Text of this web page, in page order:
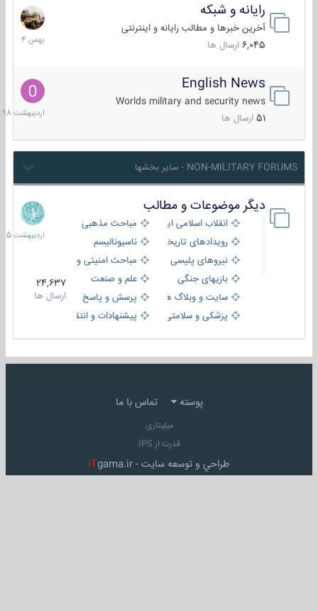
رایانه و شبکه
آخرین خبرها و مطالب رایانه و اینترنتی
6,045 ارسال ها
30
بهمن
1404
English News
Worlds military and security news
51 ارسال ها
10
1398
NON-MILITARY FORUMS - سایر بخشها
دیگر موضوعات و مطالب
انقلاب اسلامی ایران
مباحث مذهبی
رویدادهای تاریخی و مذهبیناسیونالیسم
نیروهای پلیسی
مباحث امنیتی و اطلاعاتی
بازیهای جنگی
علم و صنعت
سایت و وبلاگ ها
پرسش و پاسخ
پزشکی و سلامتی
پیشنهادات و انتقادات
24,637
ارسال ها
8
1405
پوسته تماس با ما
میلیتاری
قدرت از IPS
طراحي و توسعه سايت - iTgama.ir